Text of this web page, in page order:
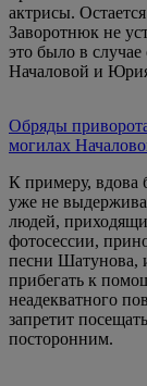
актрисы.
Заворотнюк не
это было в
Началовой и
Обряды
могилах
К примеру, вдова
уже не
людей,
фотосессии,
песни Шатунова,
прибегать к
неадекватного
запретит
посторонним.